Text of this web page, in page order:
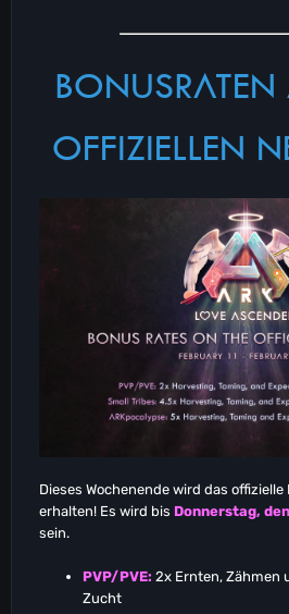
OFFIZIELLEN
Dieses Wochenende wird das
erhalten! Es wird bis Donnerstag,
sein.
PVP/PVE: 2x Ernten, Zähmen
Zucht